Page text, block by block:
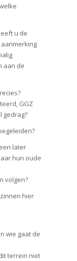
u de
aan de
GGZ
gedrag?
later
hun oude
volgen?
hier
wie gaat de
terrein niet